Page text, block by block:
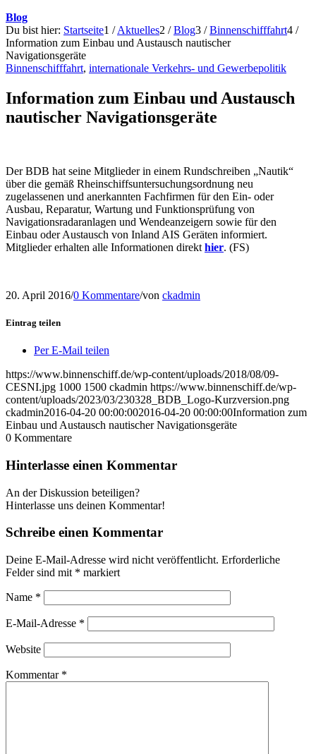
Blog
Du bist hier: Startseite1 / Aktuelles2 / Blog3 / Binnenschifffahrt4 /
Information zum Einbau und Austausch nautischer
Navigationsgeräte
Binnenschifffahrt, internationale Verkehrs- und Gewerbepolitik
Information zum Einbau und Austausch
nautischer Navigationsgeräte
Der BDB hat seine Mitglieder in einem Rundschreiben „Nautik“
über die gemäß Rheinschiffsuntersuchungsordnung neu
zugelassenen und anerkannten Fachfirmen für den Ein- oder
Ausbau, Reparatur, Wartung und Funktionsprüfung von
Navigationsradaranlagen und Wendeanzeigern sowie für den
Einbau oder Austausch von Inland AIS Geräten informiert.
Mitglieder erhalten alle Informationen direkt hier. (FS)
20. April 2016/0 Kommentare/von ckadmin
Eintrag teilen
Per E-Mail teilen
https://www.binnenschiff.de/wp-content/uploads/2018/08/09-
CESNI.jpg 1000 1500 ckadmin https://www.binnenschiff.de/wp-
content/uploads/2023/03/230328_BDB_Logo-Kurzversion.png
ckadmin2016-04-20 00:00:002016-04-20 00:00:00Information zum
Einbau und Austausch nautischer Navigationsgeräte
0 Kommentare
Hinterlasse einen Kommentar
An der Diskussion beteiligen?
Hinterlasse uns deinen Kommentar!
Schreibe einen Kommentar
Deine E-Mail-Adresse wird nicht veröffentlicht. Erforderliche
Felder sind mit * markiert
Name *
E-Mail-Adresse *
Website
Kommentar *